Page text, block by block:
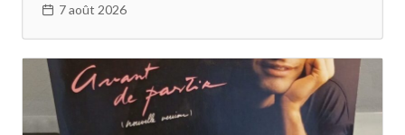
7 août 2026